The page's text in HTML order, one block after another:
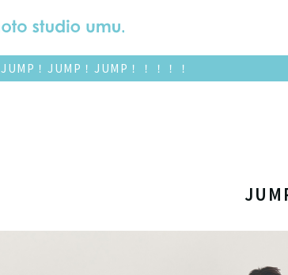
JUMP！JUMP！JUMP！！！！！